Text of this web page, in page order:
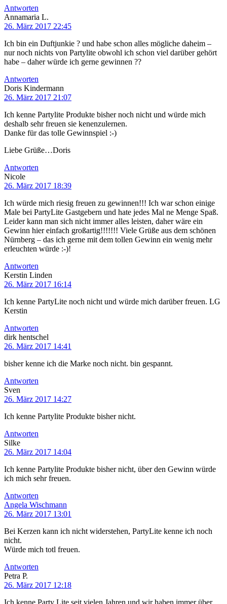
Antworten
Annamaria L.
26. März 2017 22:45
Ich bin ein Duftjunkie ? und habe schon alles mögliche daheim –
nur noch nichts von Partylite obwohl ich schon viel darüber gehört
habe – daher würde ich gerne gewinnen ??
Antworten
Doris Kindermann
26. März 2017 21:07
Ich kenne Partylite Produkte bisher noch nicht und würde mich
deshalb sehr freuen sie kenenzulernen.
Danke für das tolle Gewinnspiel :-)
Liebe Grüße…Doris
Antworten
Nicole
26. März 2017 18:39
Ich würde mich riesig freuen zu gewinnen!!! Ich war schon einige
Male bei PartyLite Gastgebern und hate jedes Mal ne Menge Spaß.
Leider kann man sich nicht immer alles leisten, daher wäre ein
Gewinn hier einfach großartig!!!!!!! Viele Grüße aus dem schönen
Nürnberg – das ich gerne mit dem tollen Gewinn ein wenig mehr
erleuchten würde :-)!
Antworten
Kerstin Linden
26. März 2017 16:14
Ich kenne PartyLite noch nicht und würde mich darüber freuen. LG
Kerstin
Antworten
dirk hentschel
26. März 2017 14:41
bisher kenne ich die Marke noch nicht. bin gespannt.
Antworten
Sven
26. März 2017 14:27
Ich kenne Partylite Produkte bisher nicht.
Antworten
Silke
26. März 2017 14:04
Ich kenne Partylite Produkte bisher nicht, über den Gewinn würde
ich mich sehr freuen.
Antworten
Angela Wischmann
26. März 2017 13:01
Bei Kerzen kann ich nicht widerstehen, PartyLite kenne ich noch
nicht.
Würde mich totl freuen.
Antworten
Petra P.
26. März 2017 12:18
Ich kenne Party Lite seit vielen Jahren und wir haben immer über